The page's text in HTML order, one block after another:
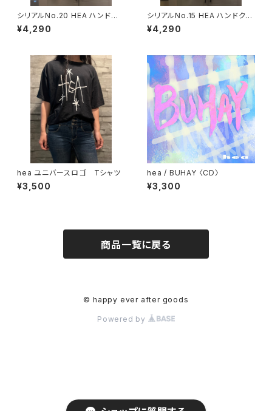
シリアルNo.20 HEA ハンドクラ
フトTシャツ 3XLサイズ※一点
もの
¥4,290
シリアルNo.15 HEA ハンドクラ
フトTシャツ XLサイズ※一点も
の
¥4,290
hea ユニバースロゴ Tシャツ
¥3,500
hea / BUHAY 〈CD〉
¥3,300
商品一覧に戻る
© happy ever after goods
Powered by